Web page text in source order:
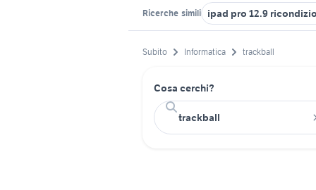
Ricerche simili ipad pro 12.9
Subito Informatica trackball
Cosa cerchi?